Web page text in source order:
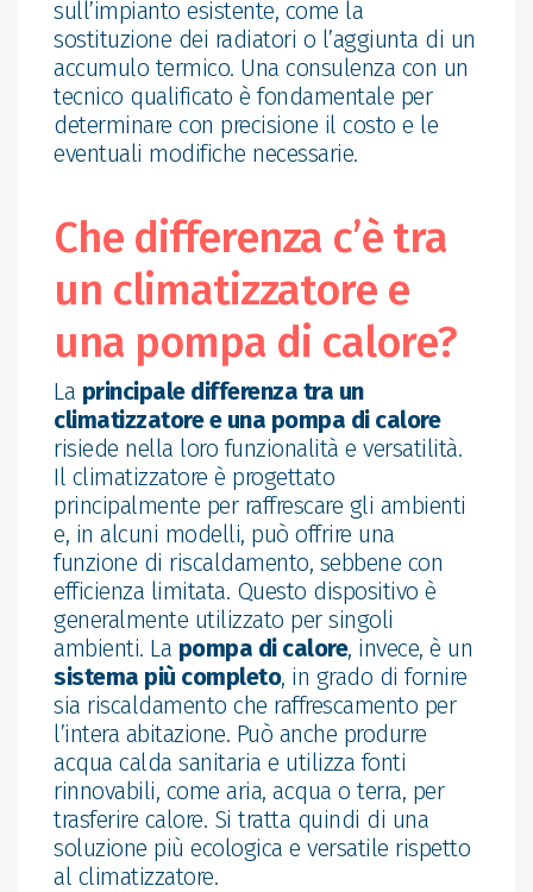
sull’impianto esistente, come la
sostituzione dei radiatori o l’aggiunta di un
accumulo termico. Una consulenza con un
tecnico qualificato è fondamentale per
determinare con precisione il costo e le
eventuali modifiche necessarie.
Che differenza c’è tra
un climatizzatore e
una pompa di calore?
La principale differenza tra un
climatizzatore e una pompa di calore
risiede nella loro funzionalità e versatilità.
Il climatizzatore è progettato
principalmente per raffrescare gli ambienti
e, in alcuni modelli, può offrire una
funzione di riscaldamento, sebbene con
efficienza limitata. Questo dispositivo è
generalmente utilizzato per singoli
ambienti. La pompa di calore, invece, è un
sistema più completo, in grado di fornire
sia riscaldamento che raffrescamento per
l’intera abitazione. Può anche produrre
acqua calda sanitaria e utilizza fonti
rinnovabili, come aria, acqua o terra, per
trasferire calore. Si tratta quindi di una
soluzione più ecologica e versatile rispetto
al climatizzatore.